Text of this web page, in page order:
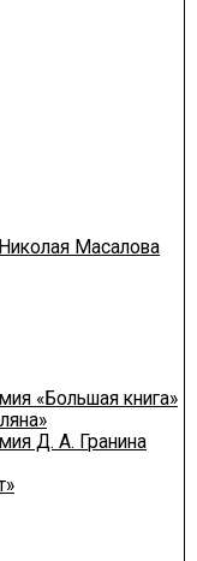
Масалова
«Большая книга»
Д. А. Гранина